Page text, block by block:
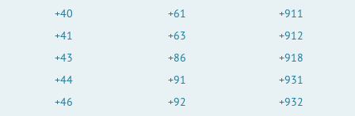
+40
+41
+43
+44
+46
+61
+63
+86
+91
+92
+911
+912
+918
+931
+932